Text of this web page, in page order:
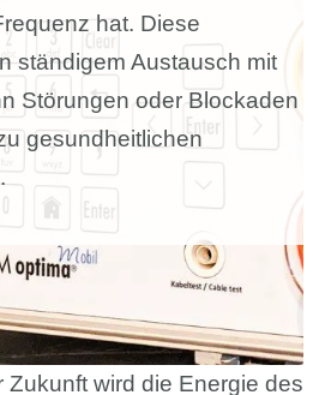
hat. Diese
ständigem Austausch mit
Störungen oder Blockaden
gesundheitlichen
Zukunft wird die Energie des